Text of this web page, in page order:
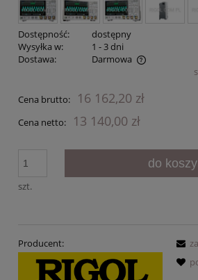
Dostępność:
dostępny
Wysyłka w:
1 - 3 dni
Dostawa:
Darmowa
Cena nie zawiera ewentualnych
Cena brutto: 16 162,20 zł
Cena netto: 13 140,00 zł
szt.
do
Producent: